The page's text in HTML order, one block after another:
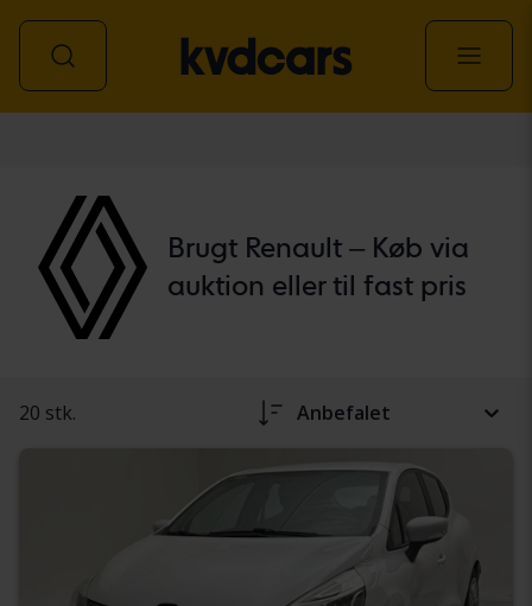
Brugt Renault – Køb via
auktion eller til fast pris
20 stk. Anbefalet